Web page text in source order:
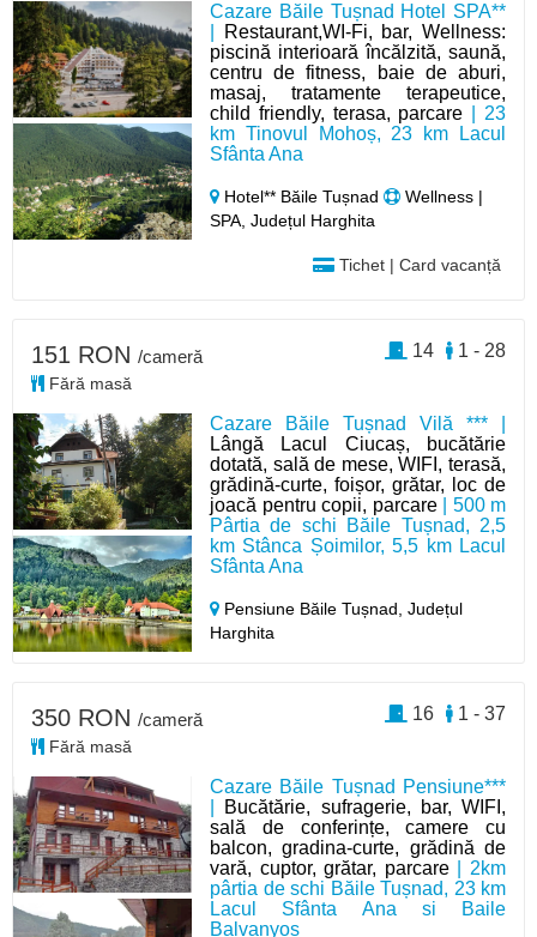
Cazare Băile Tușnad Hotel SPA**
Restaurant,WI-Fi, bar, Wellness:
piscină interioară încălzită, saună,
centru de fitness, baie de aburi,
masaj, tratamente terapeutice,
child friendly, terasa, parcare | 23
km Tinovul Mohoș, 23 km Lacul
Sfânta Ana
Hotel** Băile Tușnad
Wellness |
SPA, Județul Harghita
Tichet | Card vacanță
Cazare Băile Tușnad Vilă *** |
Lângă Lacul Ciucaș, bucătărie
dotată, sală de mese, WIFI, terasă,
grădină-curte, foișor, grătar, loc de
joacă pentru copii, parcare| 500 m
Pârtia de schi Băile Tușnad, 2,5
km Stânca Șoimilor, 5,5 km Lacul
Sfânta Ana
Pensiune Băile Tușnad,Județul
Harghita
151 RON /cameră
Fără masă
1 - 28
14
Cazare Băile Tușnad Pensiune***
Bucătărie, sufragerie, bar, WIFI,
sală de conferințe, camere cu
balcon, gradina-curte, grădină de
vară, cuptor, grătar, parcare| 2km
pârtia de schi Băile Tușnad, 23 km
Lacul Sfânta Ana si Baile
Balvanyos
350 RON /cameră
Fără masă
1 - 37
16